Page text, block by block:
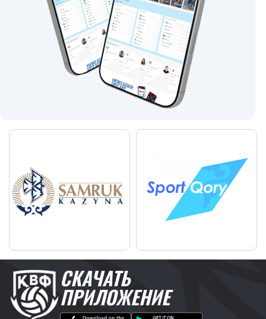
СКАЧАТЬ
ПРИЛОЖЕНИЕ